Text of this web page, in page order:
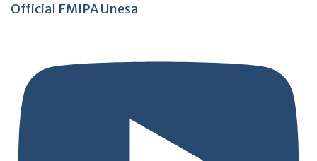
Official FMIPA Unesa